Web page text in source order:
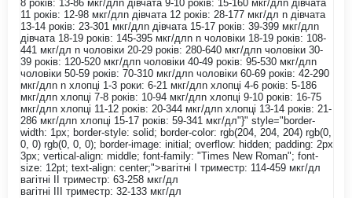
8 років: 13-86 мкг/длn дівчата 9-10 років: 15-160 мкг/длn дівчата
11 років: 12-98 мкг/длn дівчата 12 років: 28-177 мкг/дл n дівчата
13-14 років: 23-301 мкг/длn дівчата 15-17 років: 39-399 мкг/длn
дівчата 18-19 років: 145-395 мкг/длn n чоловіки 18-19 років: 108-
441 мкг/дл n чоловіки 20-29 років: 280-640 мкг/длn чоловіки 30-
39 років: 120-520 мкг/длn чоловіки 40-49 років: 95-530 мкг/длn
чоловіки 50-59 років: 70-310 мкг/длn чоловіки 60-69 років: 42-290
мкг/длn n хлопці 1-3 роки: 6-21 мкг/длn хлопці 4-6 років: 5-186
мкг/длn хлопці 7-8 років: 10-94 мкг/длn хлопці 9-10 років: 16-75
мкг/длn хлопці 11-12 років: 20-344 мкг/длn хлопці 13-14 років: 21-
286 мкг/длn хлопці 15-17 років: 59-341 мкг/дл"}" style="border-
width: 1px; border-style: solid; border-color: rgb(204, 204, 204) rgb(0,
0, 0) rgb(0, 0, 0); border-image: initial; overflow: hidden; padding: 2px
3px; vertical-align: middle; font-family: "Times New Roman"; font-
size: 12pt; text-align: center;">вагітні І триместр: 114-459 мкг/дл
вагітні ІІ триместр: 63-258 мкг/дл
вагітні ІІІ триместр: 32-133 мкг/дл